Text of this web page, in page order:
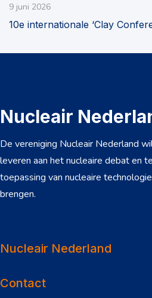
10e internationale ‘Clay
9 juni 2026
Nucleair
De vereniging Nucleair Nederland
leveren aan het nucleaire debat en
toepassing van nucleaire
brengen.
Nucleair Nederland
Contact